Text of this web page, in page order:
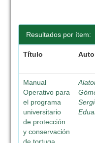
Resultados por ítem:
Título
Manual
Operativo para
el programa
universitario
de protección
y conservación